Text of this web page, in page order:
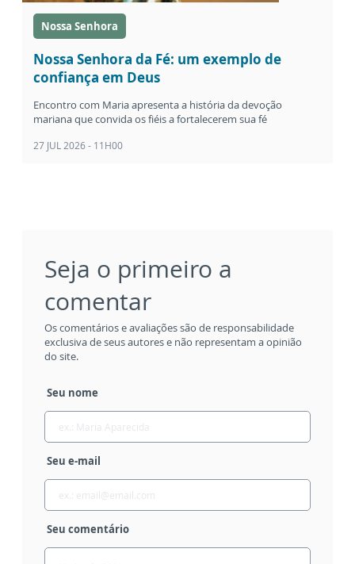
Nossa Senhora
Nossa Senhora da Fé: um exemplo de
confiança em Deus
Encontro com Maria apresenta a história da devoção
mariana que convida os fiéis a fortalecerem sua fé
27 JUL 2026 - 11H00
Seja o primeiro a
comentar
Os comentários e avaliações são de responsabilidade
exclusiva de seus autores e não representam a opinião
do site.
Seu nome
Seu e-mail
Seu comentário